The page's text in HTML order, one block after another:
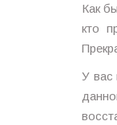
Как
кто
У вас